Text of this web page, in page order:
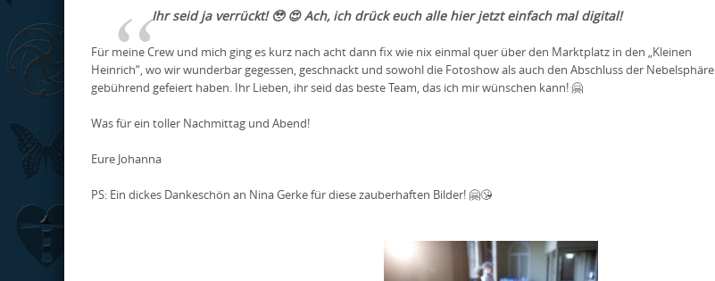
Ihr seid ja verrückt! 🥹 😍 Ach, ich drück euch alle hier jetzt einfach mal digital!
Für meine Crew und mich ging es kurz nach acht dann fix wie nix einmal quer über den Marktplatz in den „Kleinen
Heinrich“, wo wir wunderbar gegessen, geschnackt und sowohl die Fotoshow als auch den Abschluss der Nebelsphäre
gebührend gefeiert haben. Ihr Lieben, ihr seid das beste Team, das ich mir wünschen kann! 🤗
Was für ein toller Nachmittag und Abend!
Eure Johanna
PS: Ein dickes Dankeschön an Nina Gerke für diese zauberhaften Bilder!🤗😘